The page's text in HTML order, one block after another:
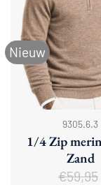
Nieuw
9305.6.3
1/4 Zip
Zand
€59,95